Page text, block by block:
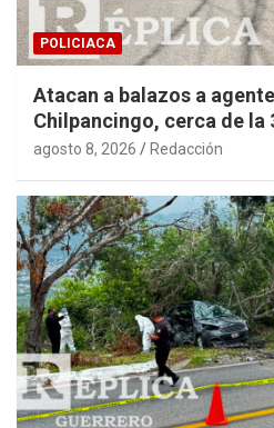
POLICIACA
Atacan a balazos a
Chilpancingo, cerca de la
agosto 8, 2026 Redacción